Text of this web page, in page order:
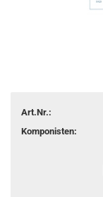
Art.Nr.:
Komponisten: